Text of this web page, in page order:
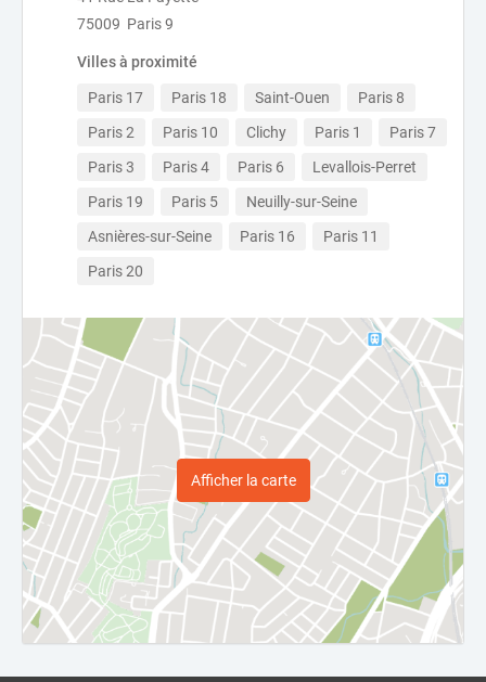
75009 Paris 9
Villes à proximité
Paris 17 Paris 18 Saint-Ouen
Paris 8
Paris 2
Paris 10 Clichy Paris 1
Paris 7
Paris 3
Paris 4 Paris 6
Levallois-Perret
Paris 19
Paris 5
Neuilly-sur-Seine
Asnières-sur-Seine
Paris 16
Paris 11
Paris 20
Afficher la carte